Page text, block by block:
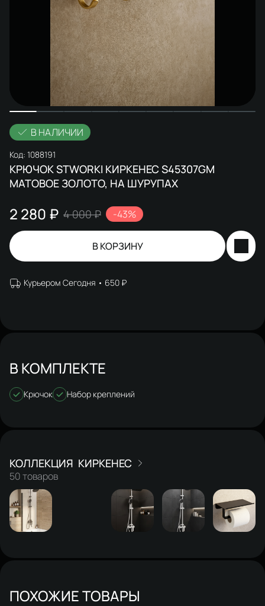
В НАЛИЧИИ
Код: 1088191
КРЮЧОК STWORKI КИРКЕНЕС S45307GM
МАТОВОЕ ЗОЛОТО, НА ШУРУПАХ
2 280 ₽ 4 000 ₽ -43%
В КОРЗИНУ
Курьером Сегодня 650 ₽
В КОМПЛЕКТЕ
Крючок Набор креплений
КИРКЕНЕС
50 товаров
ПОХОЖИЕ ТОВАРЫ